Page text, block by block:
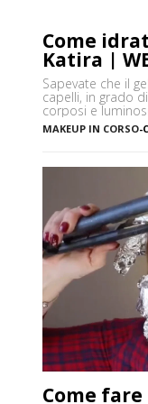
Come
Katira |
Sapevate che il
capelli, in grado
corposi e
la Katira? La
gelificante
MAKEUP IN CORSO-
Come